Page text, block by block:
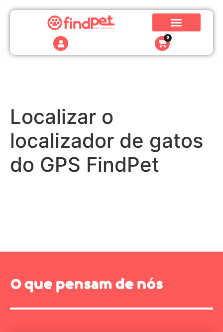
0
Localizar o
localizador de gatos
do GPS FindPet
O que pensam de nós